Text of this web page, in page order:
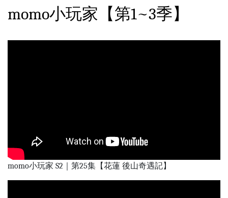
momo小玩家【第1~3季】
momo小玩家 S2｜第25集【花蓮 後山奇遇記】